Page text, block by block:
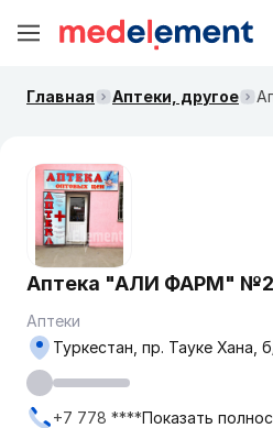
Главная Аптеки, другое
Аптека "АЛИ ФАРМ" №2
Аптеки
Туркестан, пр. Тауке
+7 778 ****Показать